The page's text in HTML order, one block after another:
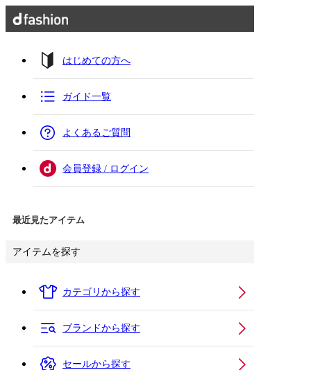
はじめての方へ
ガイド一覧
よくあるご質問
会員登録 / ログイン
最近見たアイテム
アイテムを探す
カテゴリから探す
ブランドから探す
セールから探す